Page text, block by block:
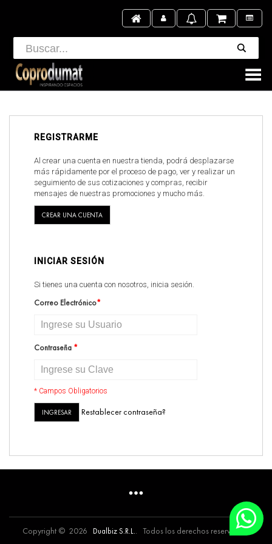
Toggle Menu
REGISTRARME
Al crear una cuenta en nuestra tienda, podrá desplazarse
más rápidamente por el proceso de pago, ver y realizar un
seguimiento de sus cotizaciones y compras, recibir
mensajes de nuestras promociones y mucho más.
CREAR UNA CUENTA
INICIAR SESIÓN
Si tienes una cuenta con nosotros, inicia sesión.
Correo Electrónico*
Contraseña *
* Campos Obligatorios
INGRESAR Restablecer contraseña?
Copyright © 2026 Dualbiz S.R.L.. Todos los derechos reservados.